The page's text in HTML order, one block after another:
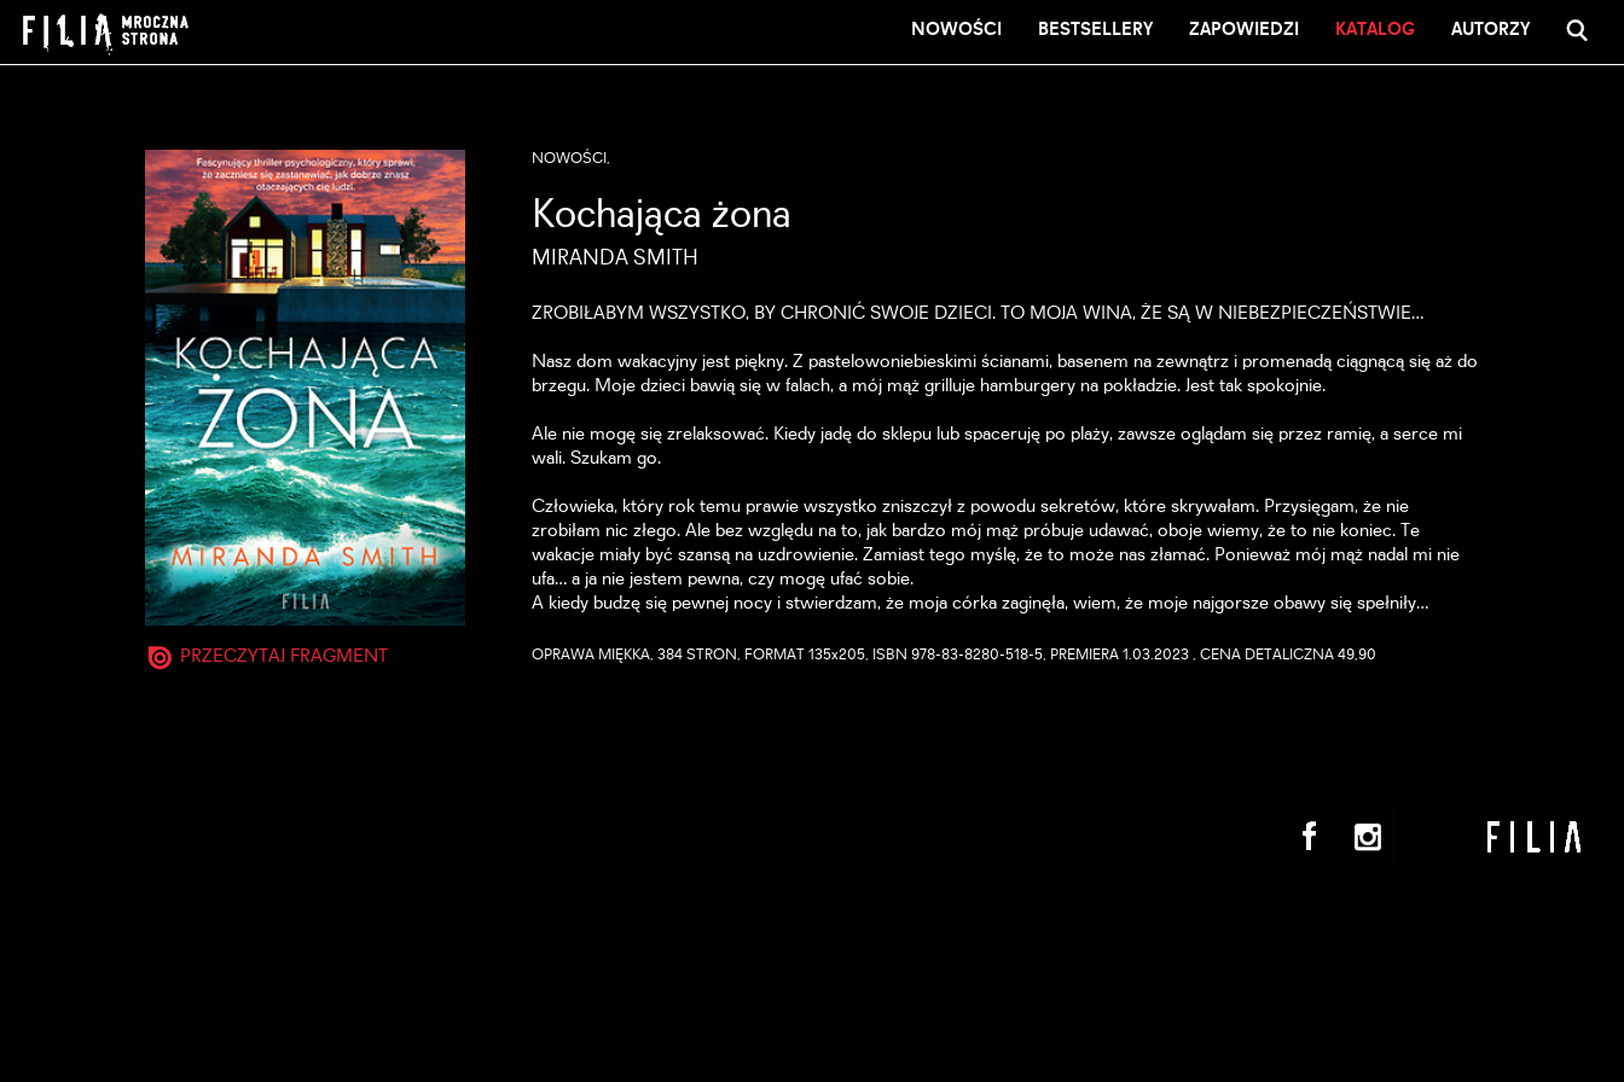
NOWOŚCI BESTSELLERY ZAPOWIEDZI KATALOG AUTORZY
PRZECZYTAJ FRAGMENT
NOWOŚCI,
Kochająca żona
MIRANDA SMITH
ZROBIŁABYM WSZYSTKO, BY CHRONIĆ SWOJE DZIECI. TO MOJA WINA, ŻE SĄ W NIEBEZPIECZEŃSTWIE…
Nasz dom wakacyjny jest piękny. Z pastelowoniebieskimi ścianami, basenem na zewnątrz i promenadą ciągnącą się aż do
brzegu. Moje dzieci bawią się w falach, a mój mąż grilluje hamburgery na pokładzie. Jest tak spokojnie.
Ale nie mogę się zrelaksować. Kiedy jadę do sklepu lub spaceruję po plaży, zawsze oglądam się przez ramię, a serce mi
wali. Szukam go.
Człowieka, który rok temu prawie wszystko zniszczył z powodu sekretów, które skrywałam. Przysięgam, że nie
zrobiłam nic złego. Ale bez względu na to, jak bardzo mój mąż próbuje udawać, oboje wiemy, że to nie koniec. Te
wakacje miały być szansą na uzdrowienie. Zamiast tego myślę, że to może nas złamać. Ponieważ mój mąż nadal mi nie
ufa… a ja nie jestem pewna, czy mogę ufać sobie.
A kiedy budzę się pewnej nocy i stwierdzam, że moja córka zaginęła, wiem, że moje najgorsze obawy się spełniły…
OPRAWA MIĘKKA, 384 STRON, FORMAT 135x205, ISBN 978-83-8280-518-5, PREMIERA 1.03.2023 , CENA DETALICZNA 49,90